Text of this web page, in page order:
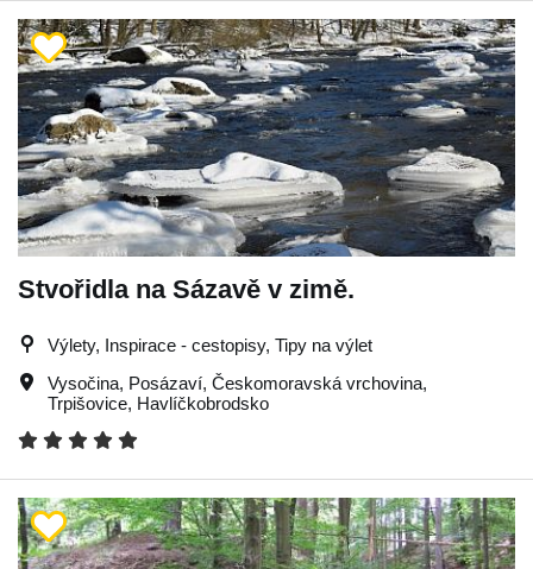
Stvořidla na Sázavě v zimě.
Výlety, Inspirace - cestopisy, Tipy na výlet
Vysočina, Posázaví, Českomoravská vrchovina,
Trpišovice, Havlíčkobrodsko